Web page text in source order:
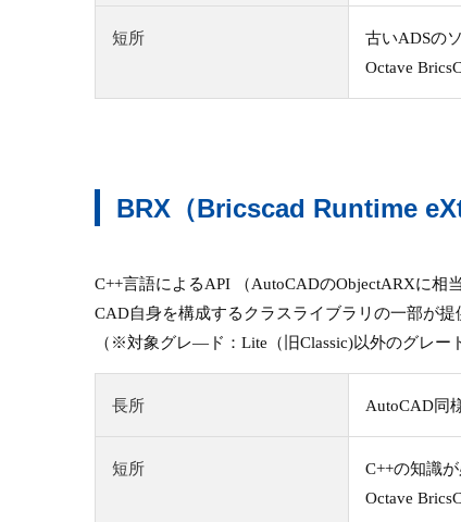
短所
古いADSの
Octave
BRX（Bricscad Runtime
C++言語によるAPI （AutoCADのObjectARXに相
CAD自身を構成するクラスライブラリの一部が
（※対象グレ―ド：Lite（旧Classic)以外のグレー
長所 AutoCAD同
短所
C++の知識
Octave